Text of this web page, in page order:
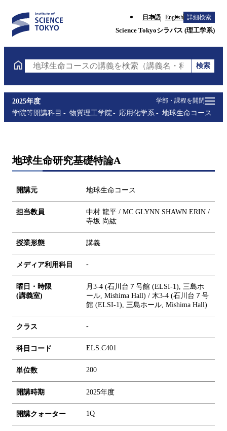
日本語 English 詳細検索
Science Tokyoシラバス (理工学系)
地球生命コースの講義を検索（講義名・科目コード・
検索
学部・課程を開閉
2025年度
学院等開講科目
物質理工学院 応用化学系 地球生命コース
地球生命研究基礎特論A
開講元 地球生命コース
担当教員
中村 龍平 / MC GLYNN SHAWN ERIN /
寺坂 尚紘
授業形態 講義
メディア利用科目 -
曜日・時限
(講義室)
月3-4 (石川台７号館 (ELSI-1), 三島ホ
ール, Mishima Hall) / 木3-4 (石川台７号
館 (ELSI-1), 三島ホール, Mishima Hall)
クラス -
科目コード ELS.C401
単位数 200
開講時期 2025年度
開講クォーター 1Q